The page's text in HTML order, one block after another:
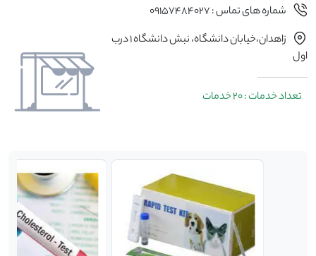
شماره های تماس : 09157484027
زاهدان،خیابان دانشگاه، نبش دانشگاه 1 درب
اول
تعداد خدمات : 20 خدمات